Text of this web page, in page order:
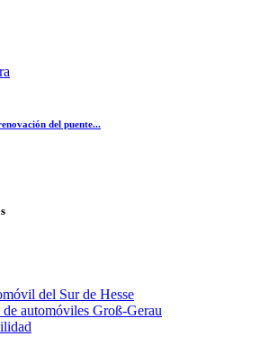
del puente...
del Sur de Hesse
automóviles Groß-Gerau